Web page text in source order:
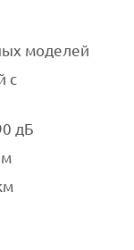
моделей
с
дБ